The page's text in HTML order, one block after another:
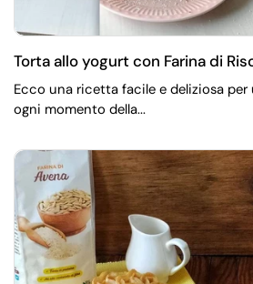
Torta allo yogurt con Farina di
Ecco una ricetta facile e deliziosa
ogni momento della...